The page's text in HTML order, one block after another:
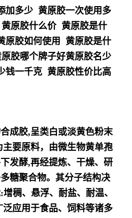
加多少 黄原胶一次使用多
原胶什么价 黄原胶是什
原胶如何使用 黄原胶是什
胶哪个牌子好黄原胶名少
钱一千克 黄原胶性价比高
成胶,呈类白或淡黄色粉末
要原料，由微生物黄单孢
发酵,再经提炼、干燥、研
糖聚合物。 其分子结构决
稠、悬浮、耐盐、耐温、
应用于食品、饲料等诸多